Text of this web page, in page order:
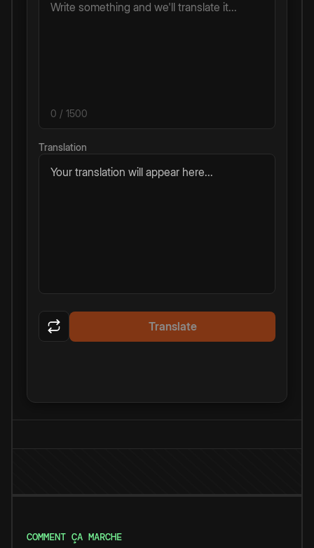
0 / 1500
Translation
Your translation will appear here...
Translate
COMMENT ÇA MARCHE